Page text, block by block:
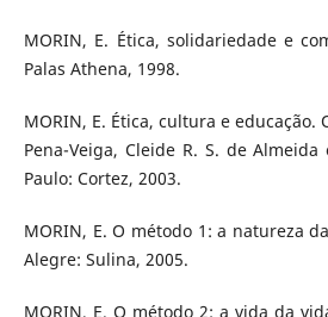
MORIN, E. Ética, solidariedade e
Palas Athena, 1998.
MORIN, E. Ética, cultura e educação.
Pena-Veiga, Cleide R. S. de
Paulo: Cortez, 2003.
MORIN, E. O método 1: a natureza
Alegre: Sulina, 2005.
MORIN, E. O método 2: a vida da